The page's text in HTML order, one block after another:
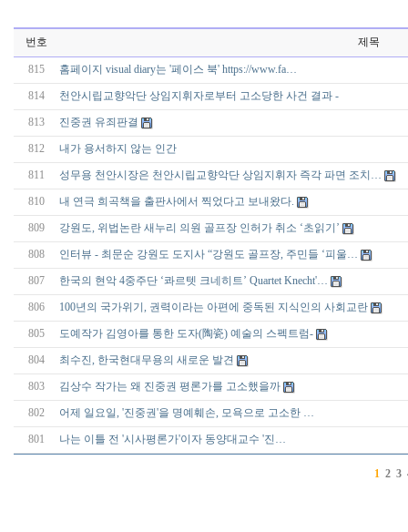
번호 제목
815 홈페이지 visual diary는 '페이스 북' https://www.fa…
814 천안시립교향악단 상임지휘자로부터 고소당한 사건 결과 -
813 진중권 유죄판결
812 내가 용서하지 않는 인간
811 성무용 천안시장은 천안시립교향악단 상임지휘자 즉각 파면 조치…
810 내 연극 희곡책을 출판사에서 찍었다고 보내왔다.
809 강원도, 위법논란 새누리 의원 골프장 인허가 취소 ‘초읽기’
808 인터뷰 - 최문순 강원도 도지사 “강원도 골프장, 주민들 ‘피울…
807 한국의 현악 4중주단 ‘콰르텟 크네히트’ Quartet Knecht'…
806 100년의 국가위기, 권력이라는 아편에 중독된 지식인의 사회교란
805 도예작가 김영아를 통한 도자(陶瓷) 예술의 스펙트럼-
804 최수진, 한국현대무용의 새로운 발견
803 김상수 작가는 왜 진중권 평론가를 고소했을까
802 어제 일요일, '진중권'을 명예훼손, 모욕으로 고소한 …
801 나는 이틀 전 '시사평론가'이자 동양대교수 '진…
1 2 3